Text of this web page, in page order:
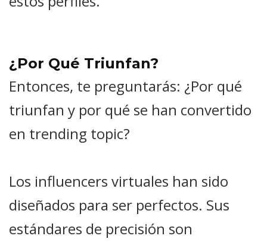
¿Por Qué Triunfan?
Entonces, te preguntarás: ¿Por qué
triunfan y por qué se han convertido
en trending topic?
Los influencers virtuales han sido
diseñados para ser perfectos. Sus
estándares de precisión son